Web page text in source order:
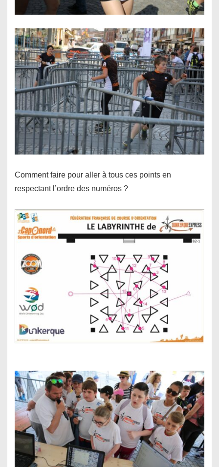
Comment faire pour aller à tous ces points en
respectant l’ordre des numéros ?